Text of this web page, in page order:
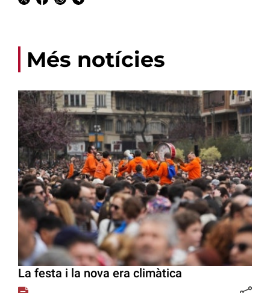
Més notícies
La festa i la nova era climàtica